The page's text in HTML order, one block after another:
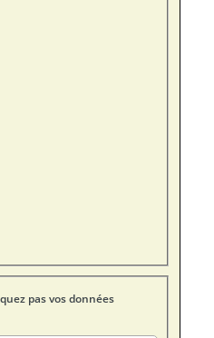
pas vos données